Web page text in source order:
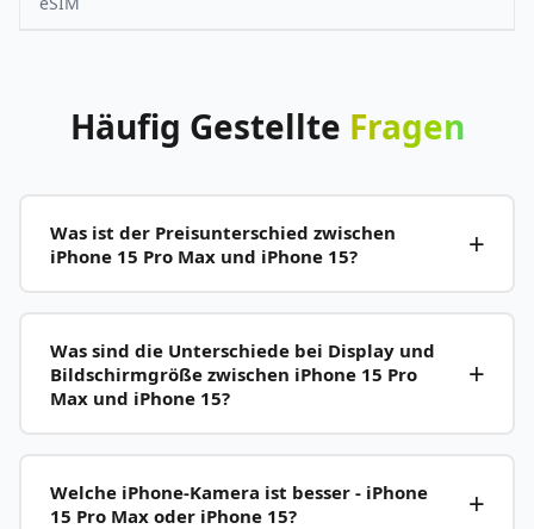
Häufig Gestellte Fragen
Was ist der Preisunterschied zwischen
iPhone 15 Pro Max und iPhone 15?
Was sind die Unterschiede bei Display und
Bildschirmgröße zwischen iPhone 15 Pro
Max und iPhone 15?
Welche iPhone-Kamera ist besser - iPhone
15 Pro Max oder iPhone 15?